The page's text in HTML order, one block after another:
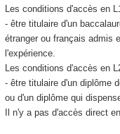
Les conditions d'accès en
- être titulaire d'un
étranger ou français admis
l'expérience.
Les conditions d'accès en
- être titulaire d'un diplôme
ou d'un diplôme qui
Il n'y a pas d'accès direct